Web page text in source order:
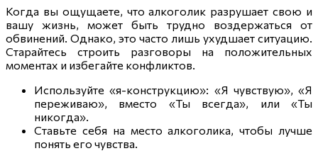
Когда вы ощущаете, что алкоголик разрушает свою и
вашу жизнь, может быть трудно воздержаться от
обвинений. Однако, это часто лишь ухудшает ситуацию.
Старайтесь строить разговоры на положительных
моментах и избегайте конфликтов.
Используйте «я-конструкцию»: «Я чувствую», «Я
переживаю», вместо «Ты всегда», или «Ты
никогда».
Ставьте себя на место алкоголика, чтобы лучше
понять его чувства.